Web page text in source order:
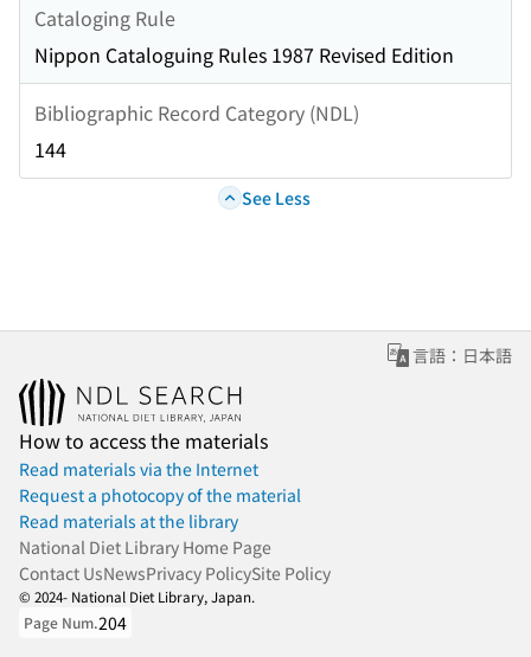
Cataloging Rule
Nippon Cataloguing Rules 1987 Revised Edition
Bibliographic Record Category (NDL)
144
See Less
言語：日本語
How to access the materials
Read materials via the Internet
Request a photocopy of the material
Read materials at the library
National Diet Library Home Page
Contact UsNewsPrivacy PolicySite Policy
© 2024- National Diet Library, Japan.
Page Num.204